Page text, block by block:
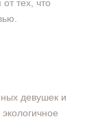
тех, что
девушек и